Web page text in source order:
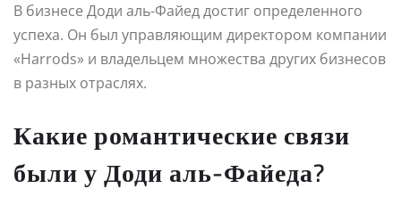
В бизнесе Доди аль-Файед достиг определенного
успеха. Он был управляющим директором компании
«Harrods» и владельцем множества других бизнесов
в разных отраслях.
Какие романтические связи
были у Доди аль-Файеда?